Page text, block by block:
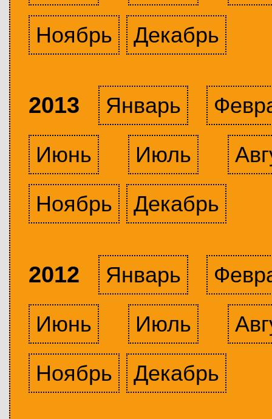
Ноябрь
Декабрь
2013 Январь
Июнь
Июль
Ноябрь
Декабрь
2012 Январь
Июнь
Июль
Ноябрь
Декабрь